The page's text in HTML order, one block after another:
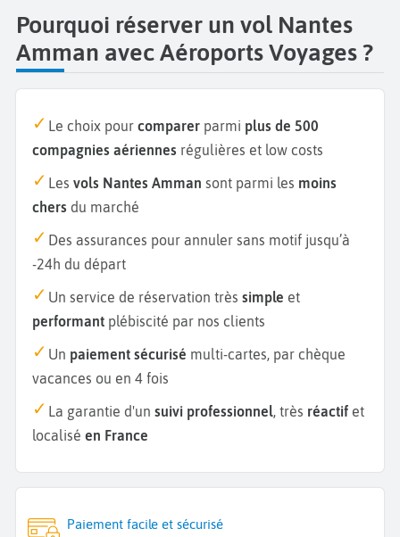
Pourquoi réserver un vol Nantes
Amman avec Aéroports Voyages ?
Le choix pour comparer parmi plus de 500
compagnies aériennes régulières et low costs
Les vols Nantes Amman sont parmi les moins
chers du marché
Des assurances pour annuler sans motif jusqu’à
-24h du départ
Un service de réservation très simple et
performant plébiscité par nos clients
Un paiement sécurisé multi-cartes, par chèque
vacances ou en 4 fois
La garantie d'un suivi professionnel, très réactif et
localisé en France
Paiement facile et sécurisé